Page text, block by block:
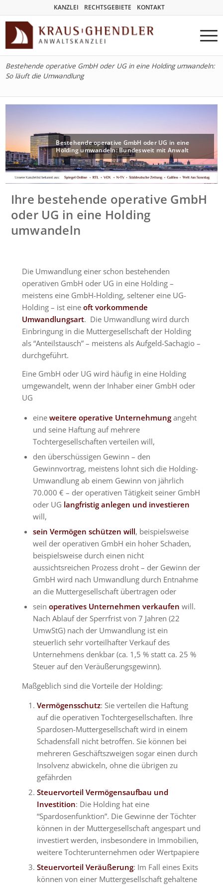
KANZLEI RECHTSGEBIETE KONTAKT
Bestehende operative GmbH oder UG in eine Holding umwandeln:
So läuft die Umwandlung
Bestehende operative GmbH oder UG in eine
Holding umwandeln: Bundesweit mit Anwalt
Ihre bestehende operative GmbH
oder UG in eine Holding
umwandeln
Die Umwandlung einer schon bestehenden
operativen GmbH oder UG in eine Holding –
meistens eine GmbH-Holding, seltener eine UG-
Holding – ist eineoft vorkommende
Umwandlungsart. Die Umwandlung wird durch
Einbringung in die Muttergesellschaft der Holding
als “Anteilstausch” – meistens als Aufgeld-Sachagio –
durchgeführt.
Eine GmbH oder UG wird häufig in eine Holding
umgewandelt, wenn der Inhaber einer GmbH oder
UG
eineweitere operative Unternehmung angeht
und seine Haftung auf mehrere
Tochtergesellschaften verteilen will,
den überschüssigen Gewinn – den
Gewinnvortrag, meistens lohnt sich die Holding-
Umwandlung ab einem Gewinn von jährlich
70.000 € – der operativen Tätigkeit seiner GmbH
oder UG langfristig anlegen und investieren
will,
sein Vermögen schützen will, beispielsweise
weil der operativen GmbH ein hoher Schaden,
beispielsweise durch einen nicht
aussichtsreichen Prozess droht – der Gewinn der
GmbH wird nach Umwandlung durch Entnahme
an die Muttergesellschaft übertragen oder
seinoperatives Unternehmen verkaufen will.
Nach Ablauf der Sperrfrist von 7 Jahren (22
UmwStG) nach der Umwandlung ist ein
steuerlich sehr vorteilhafter Verkauf des
Unternehmens denkbar (ca. 1,5 % statt ca. 25 %
Steuer auf den Veräußerungsgewinn).
Maßgeblich sind die Vorteile der Holding:
Vermögensschutz: Sie verteilen die Haftung
auf die operativen Tochtergesellschaften. Ihre
Spardosen-Muttergesellschaft wird in einem
Schadensfall nicht betroffen. Sie können bei
mehreren Geschäftszweigen sogar einen durch
Insolvenz abwickeln, ohne die übrigen zu
gefährden
Steuervorteil Vermögensaufbau und
Investition: Die Holding hat eine
“Spardosenfunktion”. Die Gewinne der Töchter
können in der Muttergesellschaft angespart und
investiert werden, insbesondere in Immobilien,
weitere Tochterunternehmen oder Wertpapiere
Steuervorteil Veräußerung: Im Fall eines Exits
können von einer Muttergesellschaft gehaltene